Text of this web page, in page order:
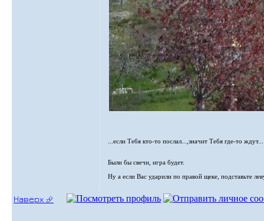
...если Тебя кто-то послал...,значит Тебя где-то ждут...
Были бы свечи, игра будет.
Ну а если Вас ударили по правой щеке, подставьте
Наверх ⮵